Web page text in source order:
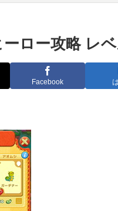
ロー攻略 レ
Facebook